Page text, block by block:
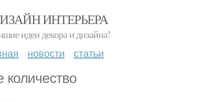
ИНТЕРЬЕРА
идеи декора и дизайна!
новости статьи